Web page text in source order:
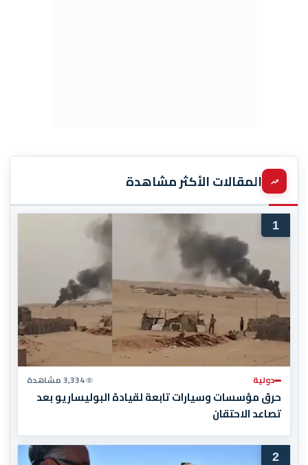
المقالات الأكثر مشاهدة
1
دولية 3,334 مشاهدة
حرق مؤسسات وسيارات تابعة لقيادة البوليساريو بعد
تصاعد الاحتقان
2